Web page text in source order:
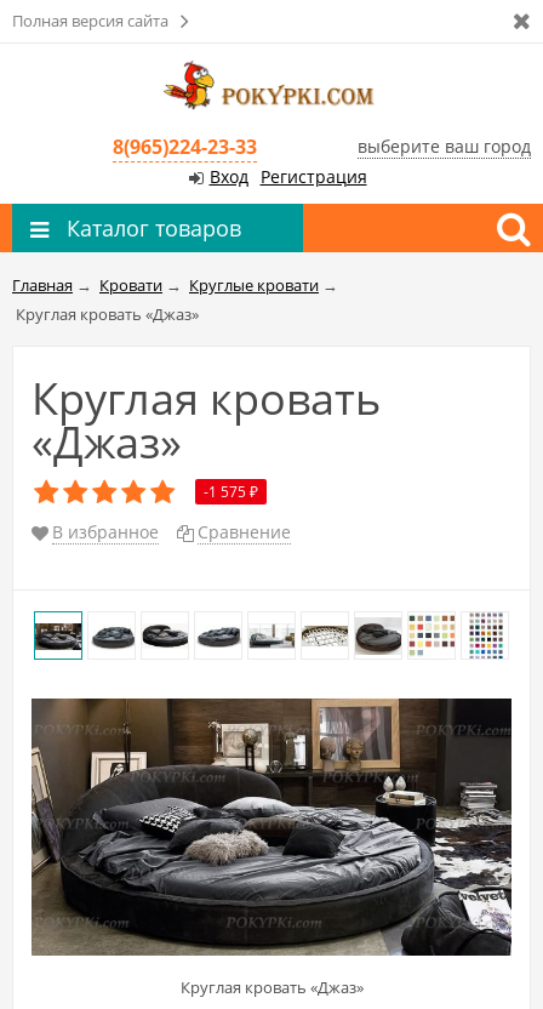
Полная версия сайта
8(965)224-23-33
выберите ваш город
Вход
Регистрация
Каталог товаров
Главная → Кровати → Круглые кровати →
Круглая кровать «Джаз»
Круглая кровать
«Джаз»
-1 575 ₽
В избранное Сравнение
Круглая кровать «Джаз»